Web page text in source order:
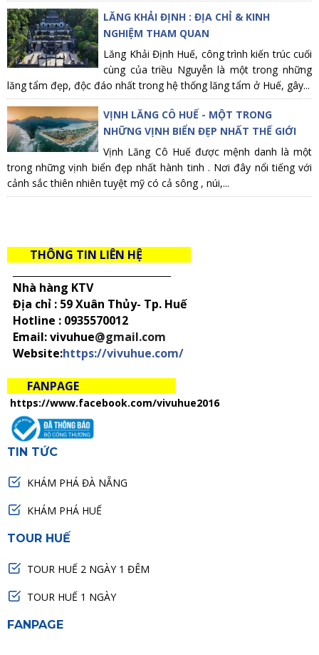
LĂNG KHẢI ĐỊNH : ĐỊA CHỈ & KINH
NGHIỆM THAM QUAN
Lăng Khải Định Huế, công trình kiến trúc cuối
cùng của triều Nguyễn là một trong những
lăng tẩm đẹp, độc đáo nhất trong hệ thống lăng tẩm ở Huế, gây...
VỊNH LĂNG CÔ HUẾ - MỘT TRONG
NHỮNG VỊNH BIỂN ĐẸP NHẤT THẾ GIỚI
Vịnh Lăng Cô Huế được mệnh danh là một
trong những vịnh biển đẹp nhất hành tinh . Nơi đây nổi tiếng với
cảnh sắc thiên nhiên tuyệt mỹ có cả sông , núi,...
THÔNG TIN LIÊN HỆ
Nhà hàng KTV
Địa chỉ : 59 Xuân Thủy- Tp. Huế
Hotline : 0935570012
Email: vivuhue@gmail.com
Website:https://vivuhue.com/
FANPAGE
https://www.facebook.com/vivuhue2016
TIN TỨC
KHÁM PHÁ ĐÀ NẴNG
KHÁM PHÁ HUẾ
TOUR HUẾ
TOUR HUẾ 2 NGÀY 1 ĐÊM
TOUR HUẾ 1 NGÀY
FANPAGE